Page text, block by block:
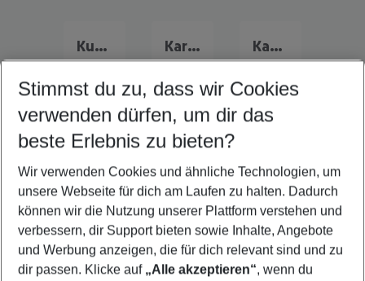
Kuba Urlaub Karibik Urlaub Kanada Urlaub
Quicklinks
Flug & Hotel Orlando
Urlaub Orlando
Familienurlaub Orlando
Frübucher Angebote Orlando für 2026
Stimmst du zu, dass wir Cookies
verwenden dürfen, um dir das
beste Erlebnis zu bieten?
Wir verwenden Cookies und ähnliche Technologien, um
unsere Webseite für dich am Laufen zu halten. Dadurch
können wir die Nutzung unserer Plattform verstehen und
verbessern, dir Support bieten sowie Inhalte, Angebote
und Werbung anzeigen, die für dich relevant sind und zu
dir passen. Klicke auf „Alle akzeptieren“, wenn du